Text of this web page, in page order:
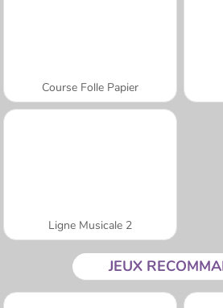
Course Folle Papier
Ligne Musicale 2
JEUX